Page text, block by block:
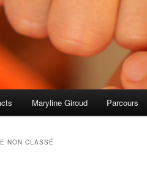
Maryline Giroud Parcours
NON CLASSÉ